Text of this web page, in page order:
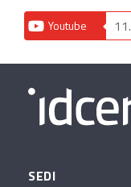
Youtube
SEDI